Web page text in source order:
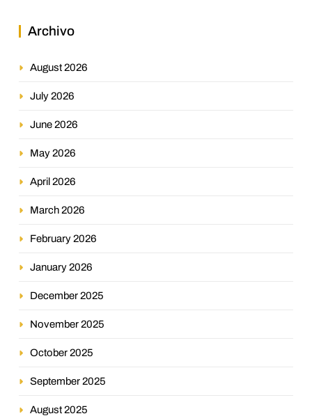
Archivo
August 2026
July 2026
June 2026
May 2026
April 2026
March 2026
February 2026
January 2026
December 2025
November 2025
October 2025
September 2025
August 2025